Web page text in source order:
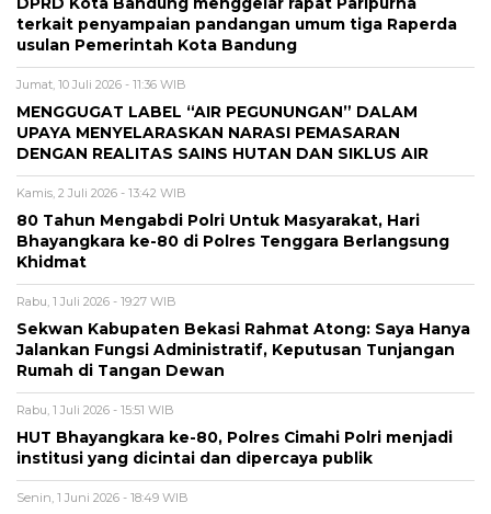
terkait penyampaian pandangan umum tiga Raperda
usulan Pemerintah Kota Bandung
Jumat, 10 Juli 2026 - 11:36 WIB
MENGGUGAT LABEL “AIR PEGUNUNGAN” DALAM
UPAYA MENYELARASKAN NARASI PEMASARAN
DENGAN REALITAS SAINS HUTAN DAN SIKLUS AIR
Kamis, 2 Juli 2026 - 13:42 WIB
80 Tahun Mengabdi Polri Untuk Masyarakat, Hari
Bhayangkara ke-80 di Polres Tenggara Berlangsung
Khidmat
Rabu, 1 Juli 2026 - 19:27 WIB
Sekwan Kabupaten Bekasi Rahmat Atong: Saya Hanya
Jalankan Fungsi Administratif, Keputusan Tunjangan
Rumah di Tangan Dewan
Rabu, 1 Juli 2026 - 15:51 WIB
HUT Bhayangkara ke-80, Polres Cimahi Polri menjadi
institusi yang dicintai dan dipercaya publik
Senin, 1 Juni 2026 - 18:49 WIB